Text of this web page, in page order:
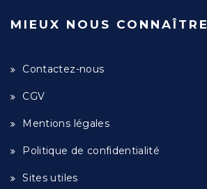
MIEUX NOUS CONNAÎTRE
Contactez-nous
CGV
Mentions légales
Politique de confidentialité
Sites utiles